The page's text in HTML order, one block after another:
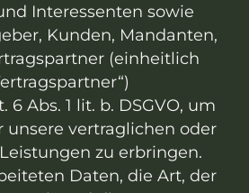
Interessenten sowie
Kunden, Mandanten,
(einheitlich
Abs. 1 lit. b. DSGVO, um
unsere vertraglichen oder
zu erbringen.
Daten, die Art, der